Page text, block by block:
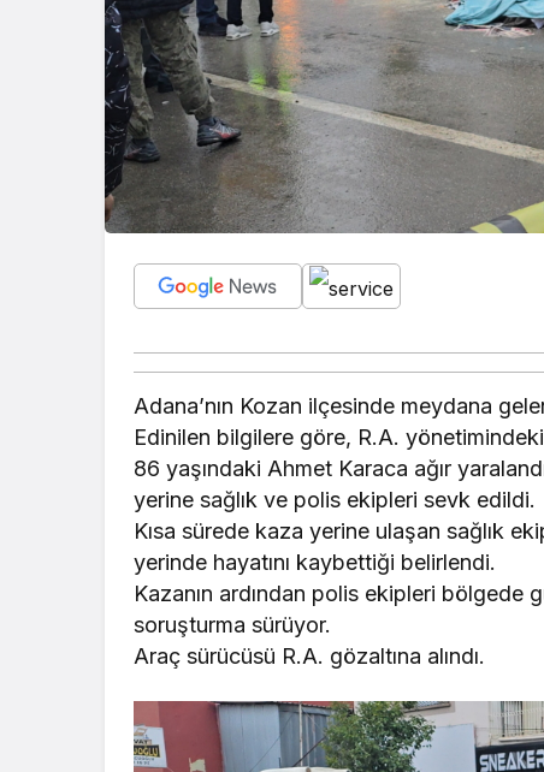
Adana’nın Kozan ilçesinde meydana
Edinilen bilgilere göre, R.A.
86 yaşındaki Ahmet Karaca ağır
yerine sağlık ve polis ekipleri sevk edildi.
Kısa sürede kaza yerine ulaşan sağlık
yerinde hayatını kaybettiği belirlendi.
Kazanın ardından polis ekipleri bölgede
soruşturma sürüyor.
Araç sürücüsü R.A. gözaltına alındı.